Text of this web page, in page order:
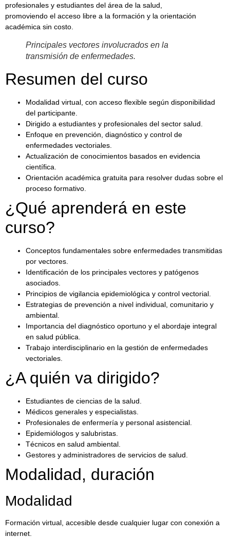
profesionales y estudiantes del área de la salud,
promoviendo el acceso libre a la formación y la orientación
académica sin costo.
Principales vectores involucrados en la
transmisión de enfermedades.
Resumen del curso
Modalidad virtual, con acceso flexible según disponibilidad
del participante.
Dirigido a estudiantes y profesionales del sector salud.
Enfoque en prevención, diagnóstico y control de
enfermedades vectoriales.
Actualización de conocimientos basados en evidencia
científica.
Orientación académica gratuita para resolver dudas sobre el
proceso formativo.
¿Qué aprenderá en este
curso?
Conceptos fundamentales sobre enfermedades transmitidas
por vectores.
Identificación de los principales vectores y patógenos
asociados.
Principios de vigilancia epidemiológica y control vectorial.
Estrategias de prevención a nivel individual, comunitario y
ambiental.
Importancia del diagnóstico oportuno y el abordaje integral
en salud pública.
Trabajo interdisciplinario en la gestión de enfermedades
vectoriales.
¿A quién va dirigido?
Estudiantes de ciencias de la salud.
Médicos generales y especialistas.
Profesionales de enfermería y personal asistencial.
Epidemiólogos y salubristas.
Técnicos en salud ambiental.
Gestores y administradores de servicios de salud.
Modalidad, duración
Modalidad
Formación virtual, accesible desde cualquier lugar con conexión a
internet.